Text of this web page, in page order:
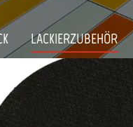
LACKIERZUBEHÖR